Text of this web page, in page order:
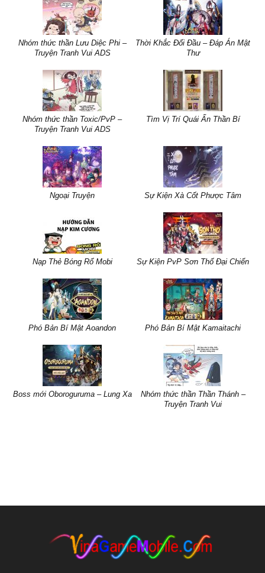
Nhóm thức thần Lưu Diệc Phi –
Truyện Tranh Vui ADS
Thời Khắc Đối Đầu – Đáp Án Mật
Thư
Nhóm thức thần Toxic/PvP –
Truyện Tranh Vui ADS
Tìm Vị Trí Quái Ẩn Thần Bí
Ngoại Truyện Sự Kiện Xà Cốt Phược Tâm
Nạp Thẻ Bóng Rổ Mobi Sự Kiện PvP Sơn Thố Đại Chiến
Phó Bản Bí Mật Aoandon Phó Bản Bí Mật Kamaitachi
Boss mới Oboroguruma – Lung Xa
Nhóm thức thần Thần Thánh –
Truyện Tranh Vui